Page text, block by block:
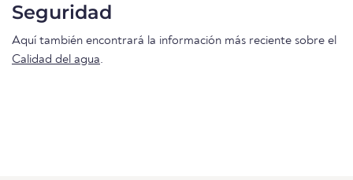
Seguridad
Aquí también encontrará la información más reciente sobre el
Calidad del agua.